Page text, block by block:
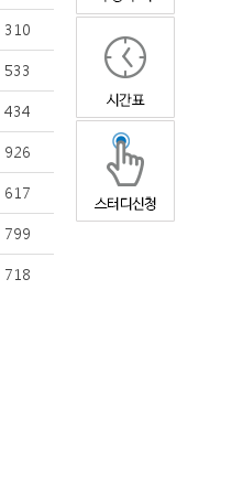
310
533
434
926
617
799
718